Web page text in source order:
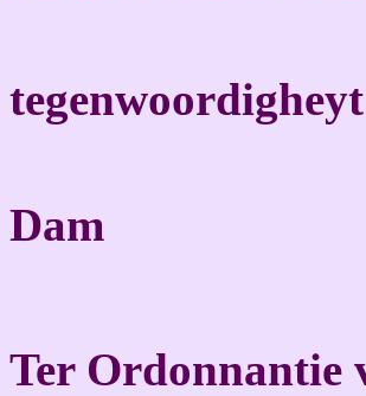
Dam
Ter Ordonnantie